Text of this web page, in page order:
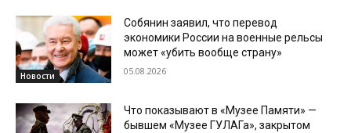
Новости
Собянин заявил, что перевод
экономики России на военные рельсы
может «убить вообще страну»
05.08.2026
Что показывают в «Музее Памяти» —
бывшем «Музее ГУЛАГа», закрытом